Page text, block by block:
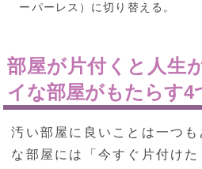
ーパーレス）に切り替える。
部屋が片付くと人生
イな部屋がもたらす4
汚い部屋に良いことは一つ
な部屋には「今すぐ片付け